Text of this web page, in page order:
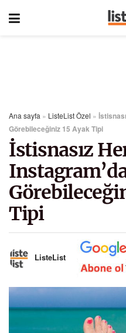
Ana sayfa » ListeList Özel »
Görebileceğiniz 15 Ayak Tipi
İstisnasız
Tipi
ListeList